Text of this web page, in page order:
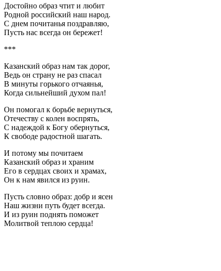
Достойно образ чтит и любит
Родной российский наш народ.
С днем почитанья поздравляю,
Пусть нас всегда он бережет!
***
Казанский образ нам так дорог,
Ведь он страну не раз спасал
В минуты горького отчаянья,
Когда сильнейший духом пал!
Он помогал к борьбе вернуться,
Отечеству с колен воспрять,
С надеждой к Богу обернуться,
К свободе радостной шагать.
И потому мы почитаем
Казанский образ и храним
Его в сердцах своих и храмах,
Он к нам явился из руин.
Пусть словно образ: добр и ясен
Наш жизни путь будет всегда.
И из руин поднять поможет
Молитвой теплою сердца!